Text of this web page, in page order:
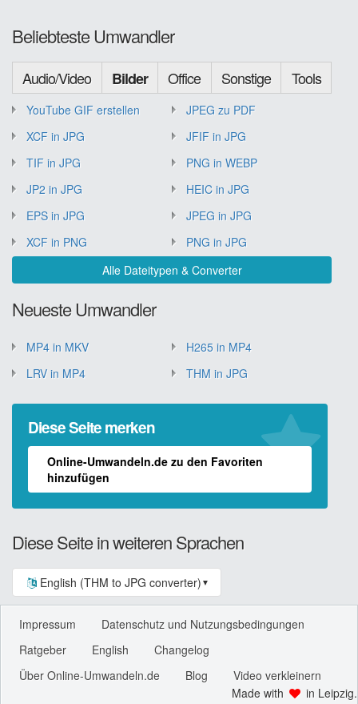
Beliebteste Umwandler
Audio/Video Bilder Office Sonstige Tools
YouTube GIF erstellen
JPEG zu PDF
XCF in JPG
JFIF in JPG
TIF in JPG
PNG in WEBP
JP2 in JPG
HEIC in JPG
EPS in JPG
JPEG in JPG
XCF in PNG
PNG in JPG
Alle Dateitypen & Converter
Neueste Umwandler
MP4 in MKV
H265 in MP4
LRV in MP4
THM in JPG
Diese Seite merken
Online-Umwandeln.de zu den Favoriten
hinzufügen
Diese Seite in weiteren Sprachen
English (THM to JPG converter) ▼
Impressum
Datenschutz und Nutzungsbedingungen
Ratgeber
English
Changelog
Über Online-Umwandeln.de
Blog
Video verkleinern
Made with
in Leipzig.